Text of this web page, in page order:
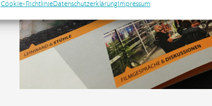
Cookie-RichtlinieDatenschutzerklärungImpressum